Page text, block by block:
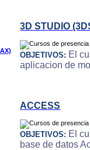
3D STUDIO
OBJETIVOS: El
aplicacion de
ACCESS
OBJETIVOS: El
base de datos